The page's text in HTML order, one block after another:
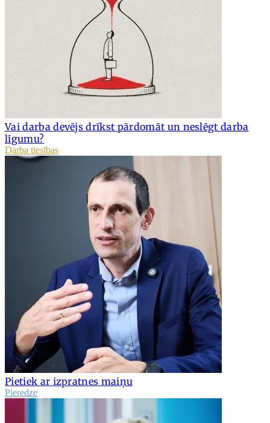
Vai darba devējs drīkst pārdomāt un neslēgt darba
līgumu?
Darba tiesības
Pietiek ar izpratnes maiņu
Pieredze